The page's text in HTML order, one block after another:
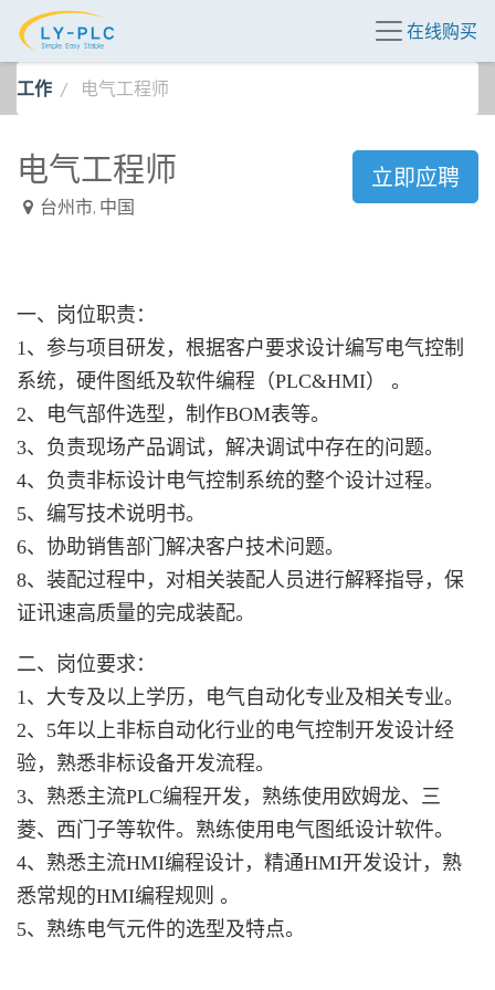
在线购买
工作 电气工程师
立即应聘
电气工程师
台州市, 中国
一、岗位职责：
1、参与项目研发，根据客户要求设计编写电气控制
系统，硬件图纸及软件编程（PLC&HMI） 。
2、电气部件选型，制作BOM表等。
3、负责现场产品调试，解决调试中存在的问题。
4、负责非标设计电气控制系统的整个设计过程。
5、编写技术说明书。
6、协助销售部门解决客户技术问题。
8、装配过程中，对相关装配人员进行解释指导，保
证讯速高质量的完成装配。
二、岗位要求：
1、大专及以上学历，电气自动化专业及相关专业。
2、5年以上非标自动化行业的电气控制开发设计经
验，熟悉非标设备开发流程。
3、熟悉主流PLC编程开发，熟练使用欧姆龙、三
菱、西门子等软件。熟练使用电气图纸设计软件。
4、熟悉主流HMI编程设计，精通HMI开发设计，熟
悉常规的HMI编程规则 。
5、熟练电气元件的选型及特点。